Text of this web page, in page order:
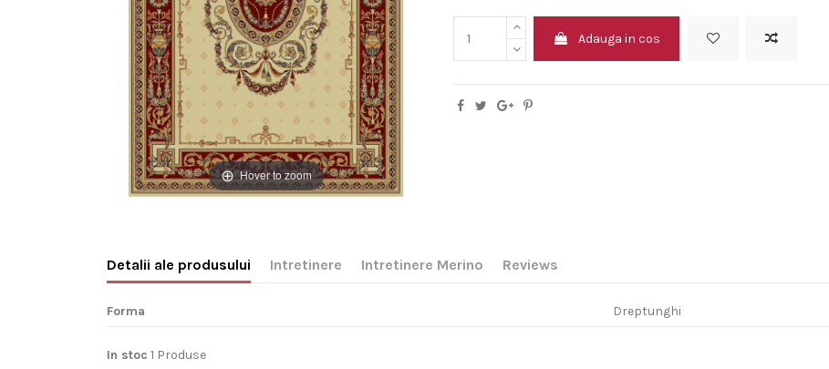
Hover to zoom
Adauga in cos
Detalii ale produsului Intretinere Intretinere Merino Reviews
Forma Dreptunghi
In stoc 1 Produse